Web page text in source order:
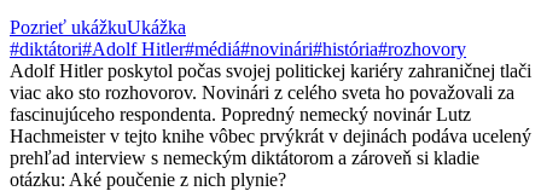
Pozrieť ukážkuUkážka
#diktátori#Adolf Hitler#médiá#novinári#história#rozhovory
Adolf Hitler poskytol počas svojej politickej kariéry zahraničnej tlači
viac ako sto rozhovorov. Novinári z celého sveta ho považovali za
fascinujúceho respondenta. Popredný nemecký novinár Lutz
Hachmeister v tejto knihe vôbec prvýkrát v dejinách podáva ucelený
prehľad interview s nemeckým diktátorom a zároveň si kladie
otázku: Aké poučenie z nich plynie?